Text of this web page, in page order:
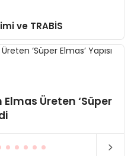
ve TRABİS
Üreten ‘Süper